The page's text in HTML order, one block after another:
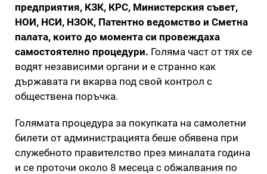
предприятия, КЗК, КРС, Министерския съвет,
НОИ, НСИ, НЗОК, Патентно ведомство и Сметна
палата, които до момента си провеждаха
самостоятелно процедури. Голяма част от тях се
водят независими органи и е странно как
държавата ги вкарва под свой контрол с
обществена поръчка.
Голямата процедура за покупката на самолетни
билети от администрацията беше обявена при
служебното правителство през миналата година
и се проточи около 8 месеца с обжалвания по